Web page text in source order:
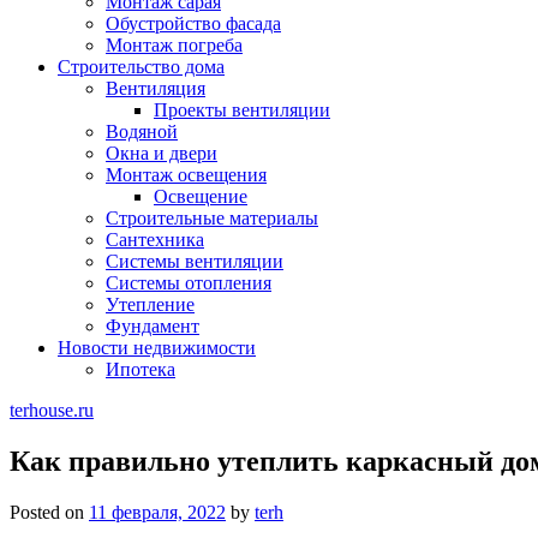
Обустройство фасада
Монтаж погреба
Строительство дома
Вентиляция
Проекты вентиляции
Водяной
Окна и двери
Монтаж освещения
Освещение
Строительные материалы
Сантехника
Системы вентиляции
Системы отопления
Утепление
Фундамент
Новости недвижимости
Ипотека
terhouse.ru
Как правильно утеплить каркасный
Posted on 11 февраля, 2022 by terh